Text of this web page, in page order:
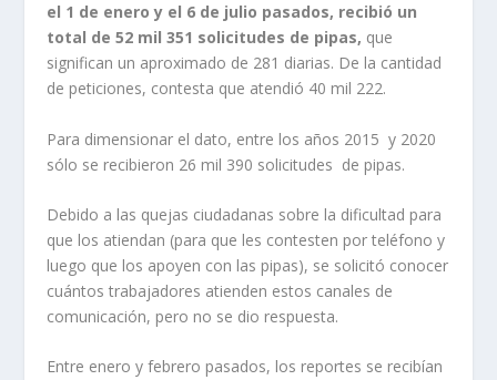
el 1 de enero y el 6 de julio pasados, recibió un
total de 52 mil 351 solicitudes de pipas, que
significan un aproximado de 281 diarias. De la cantidad
de peticiones, contesta que atendió 40 mil 222.
Para dimensionar el dato, entre los años 2015 y 2020
sólo se recibieron 26 mil 390 solicitudes de pipas.
Debido a las quejas ciudadanas sobre la dificultad para
que los atiendan (para que les contesten por teléfono y
luego que los apoyen con las pipas), se solicitó conocer
cuántos trabajadores atienden estos canales de
comunicación, pero no se dio respuesta.
Entre enero y febrero pasados, los reportes se recibían